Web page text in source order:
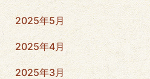
2025年5月
2025年4月
2025年3月